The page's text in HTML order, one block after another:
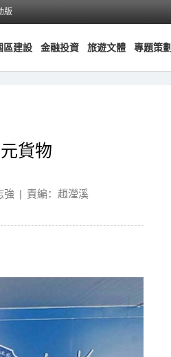
版
區建設 金融投資 旅遊文體 專題策劃
貨物
強 | 責編：趙瀅溪